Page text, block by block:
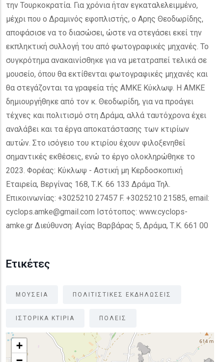
την Τουρκοκρατία. Για χρόνια ήταν εγκαταλελειμμένο,
μέχρι που ο Δραμινός εφοπλιστής, ο Αρης Θεοδωρίδης,
αποφάσισε να το διασώσει, ώστε να στεγάσει εκεί την
εκπληκτική συλλογή του από φωτογραφικές μηχανές. Το
συγκρότημα ανακαινίσθηκε για να μετατραπεί τελικά σε
μουσείο, όπου θα εκτίθενται φωτογραφικές μηχανές και
θα στεγάζονται τα γραφεία τής ΑΜΚΕ Κύκλωψ. Η ΑΜΚΕ
δημιουργήθηκε από τον κ. Θεοδωρίδη, για να προάγει
τέχνες και πολιτισμό στη Δράμα, αλλά ταυτόχρονα έχει
αναλάβει και τα έργα αποκατάστασης των κτιρίων
αυτών. Στο ισόγειο του κτιρίου έχουν φιλοξενηθεί
σημαντικές εκθέσεις, ενώ το έργο ολοκληρώθηκε το
2023. Φορέας: Κύκλωψ - Αστική μη Κερδοσκοπική
Εταιρεία, Βεργίνας 168, Τ.Κ. 66 133 Δράμα Τηλ.
Επικοινωνίας: +3025210 27457 F. +3025210 21585, email:
cyclops.amke@gmail.com Ιστότοπος: www.cyclops-
amke.gr Διεύθυνση: Αγίας Βαρβάρας 5, Δράμα, Τ.Κ. 661 00
Ετικέτες
ΜΟΥΣΕΙΑ ΠΟΛΙΤΙΣΤΙΚΕΣ ΕΚΔΗΛΩΣΕΙΣ
ΙΣΤΟΡΙΚΑ ΚΤΙΡΙΑ ΠΟΛΕΙΣ
+